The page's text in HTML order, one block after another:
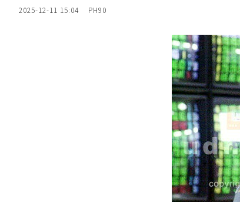
2025-12-11 15:04 PH90